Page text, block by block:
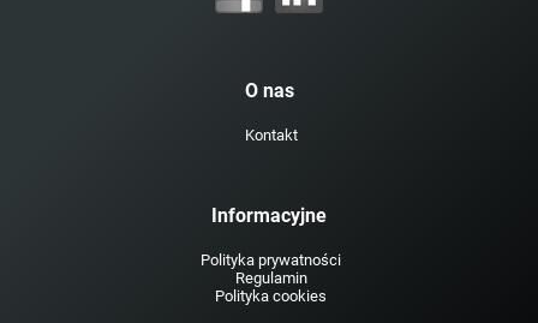
O nas
Kontakt
Informacyjne
Polityka prywatności
Regulamin
Polityka cookies